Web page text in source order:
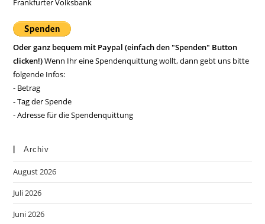
Oder ganz bequem mit Paypal (einfach den "Spenden" Button
clicken!)Wenn Ihr eine Spendenquittung wollt, dann gebt uns bitte
folgende Infos:
- Betrag
- Tag der Spende
- Adresse für die Spendenquittung
Archiv
August 2026
Juli 2026
Juni 2026